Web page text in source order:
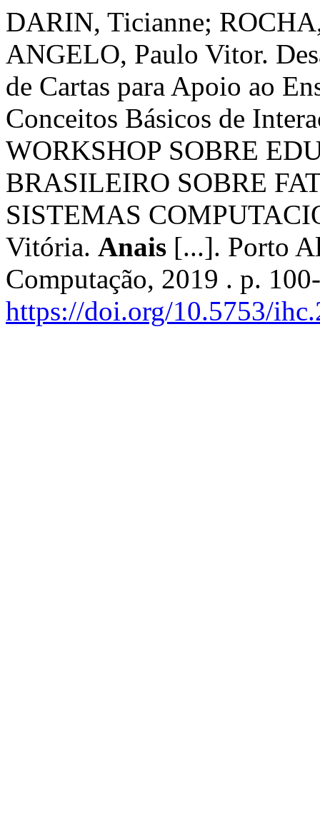
DARIN, Ticianne;
ANGELO, Paulo Vitor.
de Cartas para Apoio ao
Conceitos Básicos de
WORKSHOP SOBRE
BRASILEIRO SOBRE
SISTEMAS
Vitória. Anais [...]. Porto
Computação, 2019 . p.
https://doi.org/10.5753/